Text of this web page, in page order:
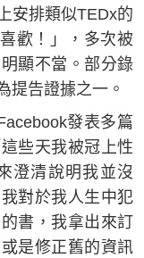
安排類似TEDx的
歡！」，多次被
顯不當。部分錄
提告證據之一。
發表多篇
些天我被冠上性
澄清說明我並沒
對於我人生中犯
書，我拿出來訂
是修正舊的資訊